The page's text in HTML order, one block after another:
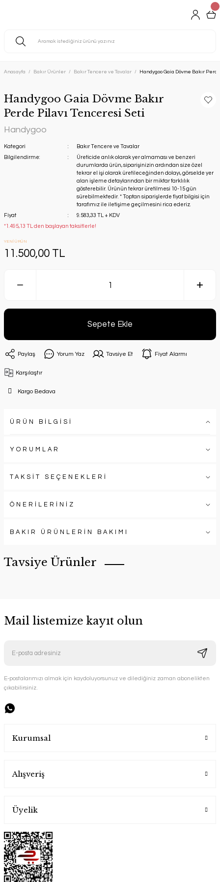
Anasayfa Bakır Ürünler Bakır Tencere ve Tavalar Handygoo Gaia Dövme Bakır
Handygoo Gaia Dövme Bakır
Perde Pilavı Tenceresi Seti
Handygoo
Kategori
Bakır Tencere ve Tavalar
Bilgilendirme:
Üreticide anlık olarak yer almaması ve benzeri
durumlarda ürün, siparişinizin ardından size özel
tekrar el işi olarak üretileceğinden dolayı, görselde yer
alan işleme detaylarından bir miktar farklılık
gösterebilir. Ürünün tekrar üretilmesi 10-15 gün
sürebilmektedir. * Toptan siparişlerde fiyat bilgisi için
tarafımız ile iletişime geçilmesini rica ederiz.
Fiyat
9.583,33 TL + KDV
*1.495,13 TL den başlayan taksitlerle!
YENİ ÜRÜN
11.500,00 TL
Sepete Ekle
Paylaş Yorum Yaz Tavsiye Et Fiyat Alarmı
Karşılaştır
Kargo Bedava
ÜRÜN BİLGİSİ
YORUMLAR
TAKSİT SEÇENEKLERİ
ÖNERİLERİNİZ
BAKIR ÜRÜNLERİN BAKIMI
Tavsiye Ürünler
Handygoo
Mail listemize kayıt olun
E-postalarımızı almak için kaydoluyorsunuz ve dilediğiniz zaman abonelikten
çıkabilirsiniz.
Kurumsal
Alışveriş
Üyelik